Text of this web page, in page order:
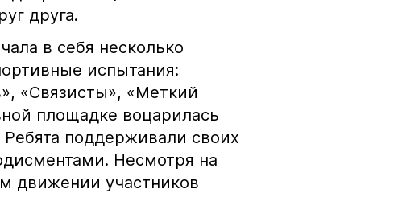
друга.
в себя несколько
испытания:
«Связисты», «Меткий
площадке воцарилась
поддерживали своих
Несмотря на
движении участников